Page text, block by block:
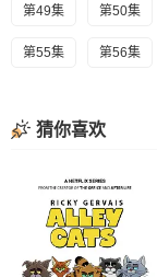
第49集 第50集
第55集 第56集
猜你喜欢